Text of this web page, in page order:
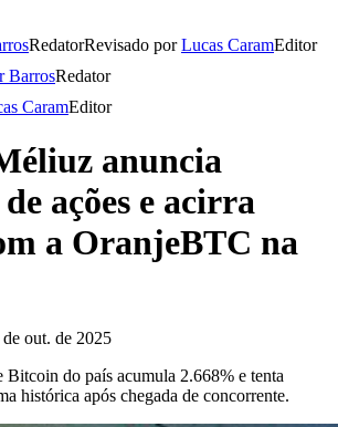
RedatorRevisado porLucas CaramEditor
BarrosRedator
CaramEditor
anuncia
ações e acirra
a OranjeBTC na
de out. de 2025
Bitcoin do país acumula 2.668% e tenta
histórica após chegada de concorrente.